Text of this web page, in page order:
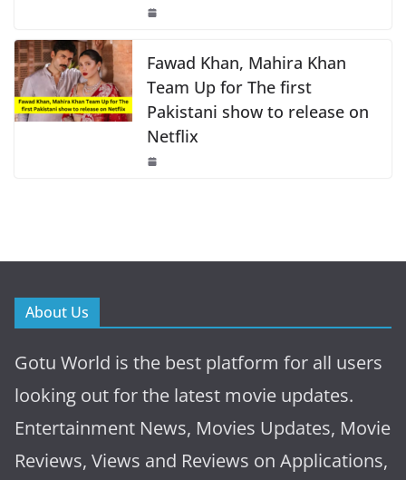
Fawad Khan, Mahira Khan
Team Up for The first
Pakistani show to release on
Netflix
About Us
Gotu World is the best platform for all users
looking out for the latest movie updates.
Entertainment News, Movies Updates, Movie
Reviews, Views and Reviews on Applications,